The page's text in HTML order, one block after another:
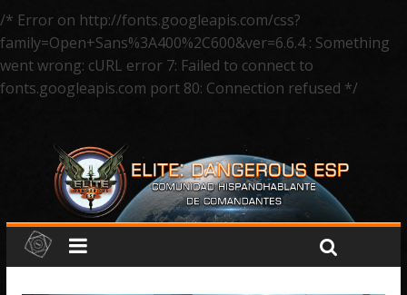
/* Error on http://fonts.googleapis.com/css?
family=Open+Sans%3A400%2C600&ver=6.6.4 : Something
went wrong: cURL error 7: Failed to connect to
fonts.googleapis.com port 80: Connection refused */